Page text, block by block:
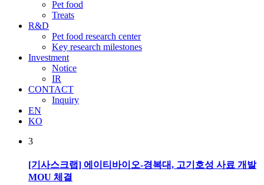
Pet food
Treats
R&D
Pet food research center
Key research milestones
Investment
Notice
IR
CONTACT
Inquiry
EN
KO
3
[기사스크랩] 에이티바이오-경복대, 고기호성 사료 개발
MOU 체결